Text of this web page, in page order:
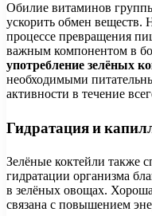
Обилие витаминов
ускорить обмен веществ.
процессе превращения
важным компонентом в
употребление зелёных
необходимыми
активности в течение
Гидратация и
Зелёные коктейли также
гидратации организма
в зелёных овощах.
связана с повышением